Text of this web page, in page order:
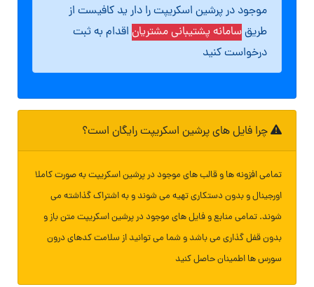
موجود در پرشین اسکریپت را دار ید کافیست از
طریقسامانه پشتیبانی مشتریان اقدام به ثبت
درخواست کنید
چرا فایل های پرشین اسکریپت رایگان است؟
تمامی افزونه ها و قالب های موجود در پرشین اسکریپت به صورت کاملا
اورجینال و بدون دستکاری تهیه می شوند و به اشتراک گذاشته می
شوند. تمامی منابع و فایل های موجود در پرشین اسکریپت متن باز و
بدون قفل گذاری می باشد و شما می توانید از سلامت کدهای درون
سورس ها اطمینان حاصل کنید